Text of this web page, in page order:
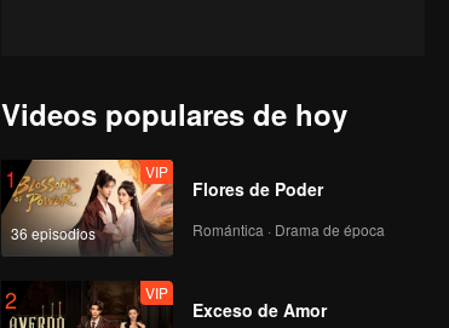
Videos populares de hoy
1
36 episodios
VIP
Flores de Poder
Romántica · Drama de época
2 VIP
Exceso de Amor